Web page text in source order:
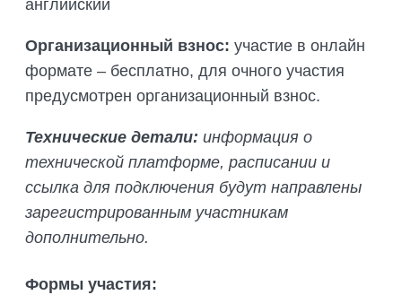
английский
Организационный взнос: участие в онлайн
формате – бесплатно, для очного участия
предусмотрен организационный взнос.
Технические детали: информация о
технической платформе, расписании и
ссылка для подключения будут направлены
зарегистрированным участникам
дополнительно.
Формы участия: